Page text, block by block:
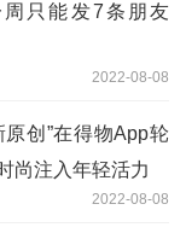
只能发7条朋友
2022-08-08
原创”在得物App轮
尚注入年轻活力
2022-08-08